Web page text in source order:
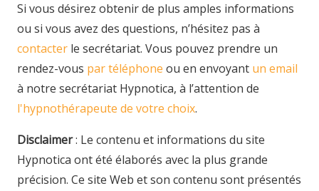
Si vous désirez obtenir de plus amples informations
ou si vous avez des questions, n’hésitez pas à
contacter le secrétariat. Vous pouvez prendre un
rendez-vous par téléphone ou en envoyant un email
à notre secrétariat Hypnotica, à l’attention de
l'hypnothérapeute de votre choix.
Disclaimer: Le contenu et informations du site
Hypnotica ont été élaborés avec la plus grande
précision. Ce site Web et son contenu sont présentés